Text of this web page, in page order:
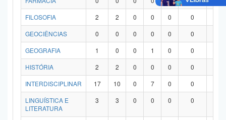
FILOSOFIA
2 2 0 0 0 0
GEOCIÊNCIAS
0 0 0 0 0 0
GEOGRAFIA
1 0 0 1 0 0
HISTÓRIA
2 2 0 0 0 0
INTERDISCIPLINAR
17 10 0 7 0 0
LINGUÍSTICA E
LITERATURA
3 3 0 0 0 0